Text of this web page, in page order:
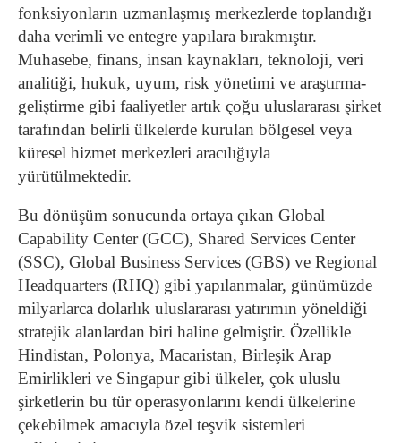
fonksiyonların uzmanlaşmış merkezlerde toplandığı
daha verimli ve entegre yapılara bırakmıştır.
Muhasebe, finans, insan kaynakları, teknoloji, veri
analitiği, hukuk, uyum, risk yönetimi ve araştırma-
geliştirme gibi faaliyetler artık çoğu uluslararası şirket
tarafından belirli ülkelerde kurulan bölgesel veya
küresel hizmet merkezleri aracılığıyla
yürütülmektedir.
Bu dönüşüm sonucunda ortaya çıkan Global
Capability Center (GCC), Shared Services Center
(SSC), Global Business Services (GBS) ve Regional
Headquarters (RHQ) gibi yapılanmalar, günümüzde
milyarlarca dolarlık uluslararası yatırımın yöneldiği
stratejik alanlardan biri haline gelmiştir. Özellikle
Hindistan, Polonya, Macaristan, Birleşik Arap
Emirlikleri ve Singapur gibi ülkeler, çok uluslu
şirketlerin bu tür operasyonlarını kendi ülkelerine
çekebilmek amacıyla özel teşvik sistemleri